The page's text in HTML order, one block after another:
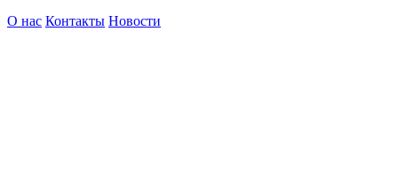
О нас Контакты Новости